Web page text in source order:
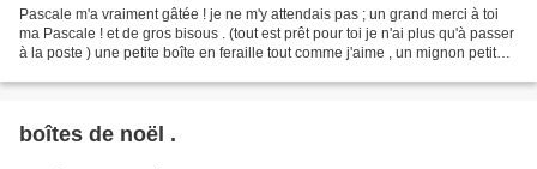
Pascale m'a vraiment gâtée ! je ne m'y attendais pas ; un grand merci à toi
ma Pascale ! et de gros bisous . (tout est prêt pour toi je n'ai plus qu'à passer
à la poste ) une petite boîte en feraille tout comme j'aime , un mignon petit
boîtes de noël .